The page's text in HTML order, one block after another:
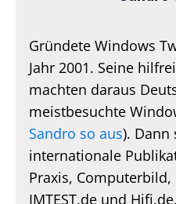
Gründete Windows
Jahr 2001. Seine
machten daraus
meistbesuchte
Sandro so aus). Dann
internationale
Praxis, Computerbild,
IMTEST.de und